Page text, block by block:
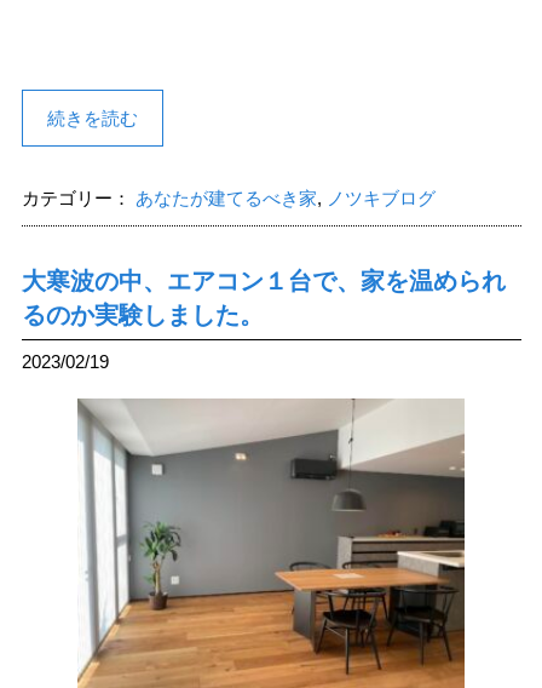
続きを読む
カテゴリー： あなたが建てるべき家, ノツキブログ
大寒波の中、エアコン１台で、家を温められ
るのか実験しました。
2023/02/19